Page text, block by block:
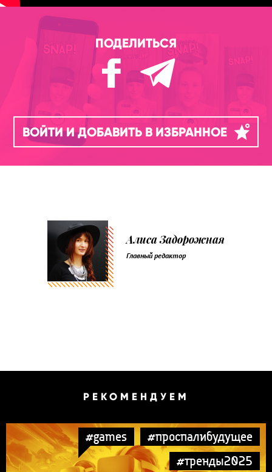
ПОДЕЛИТЬСЯ
ВОЙТИ И ДОБАВИТЬ В ИЗБРАННОЕ
Алиса Задорожная
Главный редактор
РЕКОМЕНДУЕМ
#games
#проспалибудущее
#тренды2025